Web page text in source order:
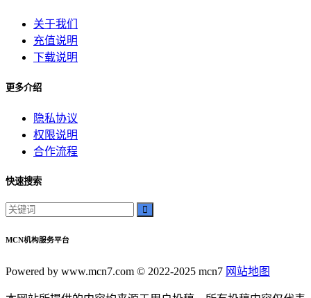
关于我们
充值说明
下载说明
更多介绍
隐私协议
权限说明
合作流程
快速搜索
MCN机构服务平台
Powered by www.mcn7.com © 2022-2025 mcn7 网站地图